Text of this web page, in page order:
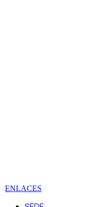
ENLACES